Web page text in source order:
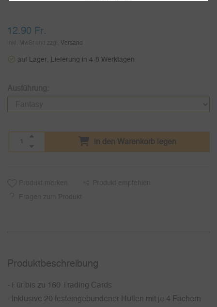
12.90 Fr.
Versand
auf Lager, Lieferung in 4-8 Werktagen
in den Warenkorb legen
Produkt­beschreibung
- Für bis zu 160 Trading Cards
- Inklusive 20 festeingebundener Hüllen mit je 4 Fächern